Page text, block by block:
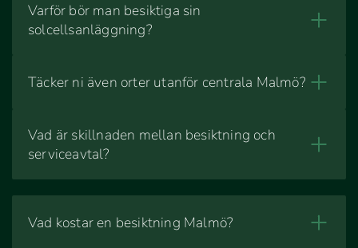
Varför bör man besiktiga sin
solcellsanläggning?
Täcker ni även orter utanför centrala Malmö?
Vad är skillnaden mellan besiktning och
serviceavtal?
Vad kostar en besiktning Malmö?